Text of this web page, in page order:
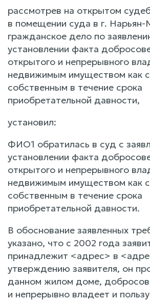
рассмотрев на открытом
в помещении суда в г.
гражданское дело по
установлении факта
открытого и непрерывного
недвижимым имуществом как
собственным в течение срока
приобретательной давности,
установил:
ФИО1 обратилась в суд с
установлении факта
открытого и непрерывного
недвижимым имуществом как
собственным в течение срока
приобретательной давности.
В обоснование заявленных
указано, что с 2002 года
принадлежит <адрес> в
утверждению заявителя, он
данном жилом доме,
и непрерывно владеет и